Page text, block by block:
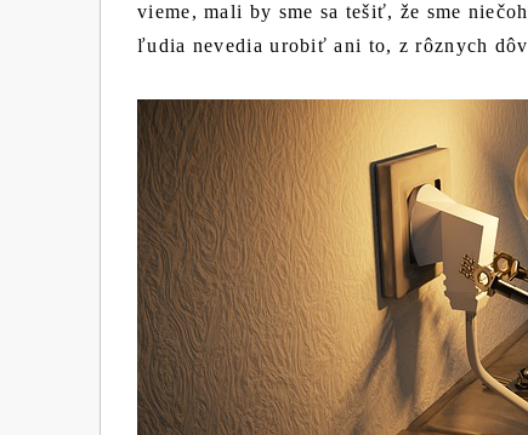
vieme, mali by sme sa tešiť, že sme
ľudia nevedia urobiť ani to, z rôznych